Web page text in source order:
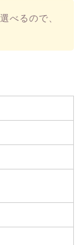
べるので、